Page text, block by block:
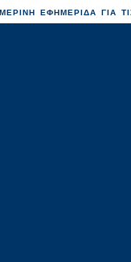
ΕΦΗΜΕΡΙΔΑ ΓΙΑ